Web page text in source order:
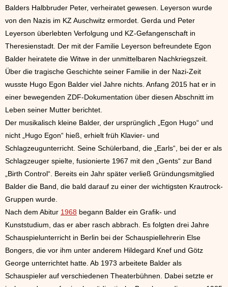
Balders Halbbruder Peter, verheiratet gewesen. Leyerson wurde
von den Nazis im KZ Auschwitz ermordet. Gerda und Peter
Leyerson überlebten Verfolgung und KZ-Gefangenschaft in
Theresienstadt. Der mit der Familie Leyerson befreundete Egon
Balder heiratete die Witwe in der unmittelbaren Nachkriegszeit.
Über die tragische Geschichte seiner Familie in der Nazi-Zeit
wusste Hugo Egon Balder viel Jahre nichts. Anfang 2015 hat er in
einer bewegenden ZDF-Dokumentation über diesen Abschnitt im
Leben seiner Mutter berichtet.
Der musikalisch kleine Balder, der ursprünglich „Egon Hugo“ und
nicht „Hugo Egon“ hieß, erhielt früh Klavier- und
Schlagzeugunterricht. Seine Schülerband, die „Earls“, bei der er als
Schlagzeuger spielte, fusionierte 1967 mit den „Gents“ zur Band
„Birth Control“. Bereits ein Jahr später verließ Gründungsmitglied
Balder die Band, die bald darauf zu einer der wichtigsten Krautrock-
Gruppen wurde.
Nach dem Abitur 1968 begann Balder ein Grafik- und
Kunststudium, das er aber rasch abbrach. Es folgten drei Jahre
Schauspielunterricht in Berlin bei der Schauspiellehrerin Else
Bongers, die vor ihm unter anderem Hildegard Knef und Götz
George unterrichtet hatte. Ab 1973 arbeitete Balder als
Schauspieler auf verschiedenen Theaterbühnen. Dabei setzte er